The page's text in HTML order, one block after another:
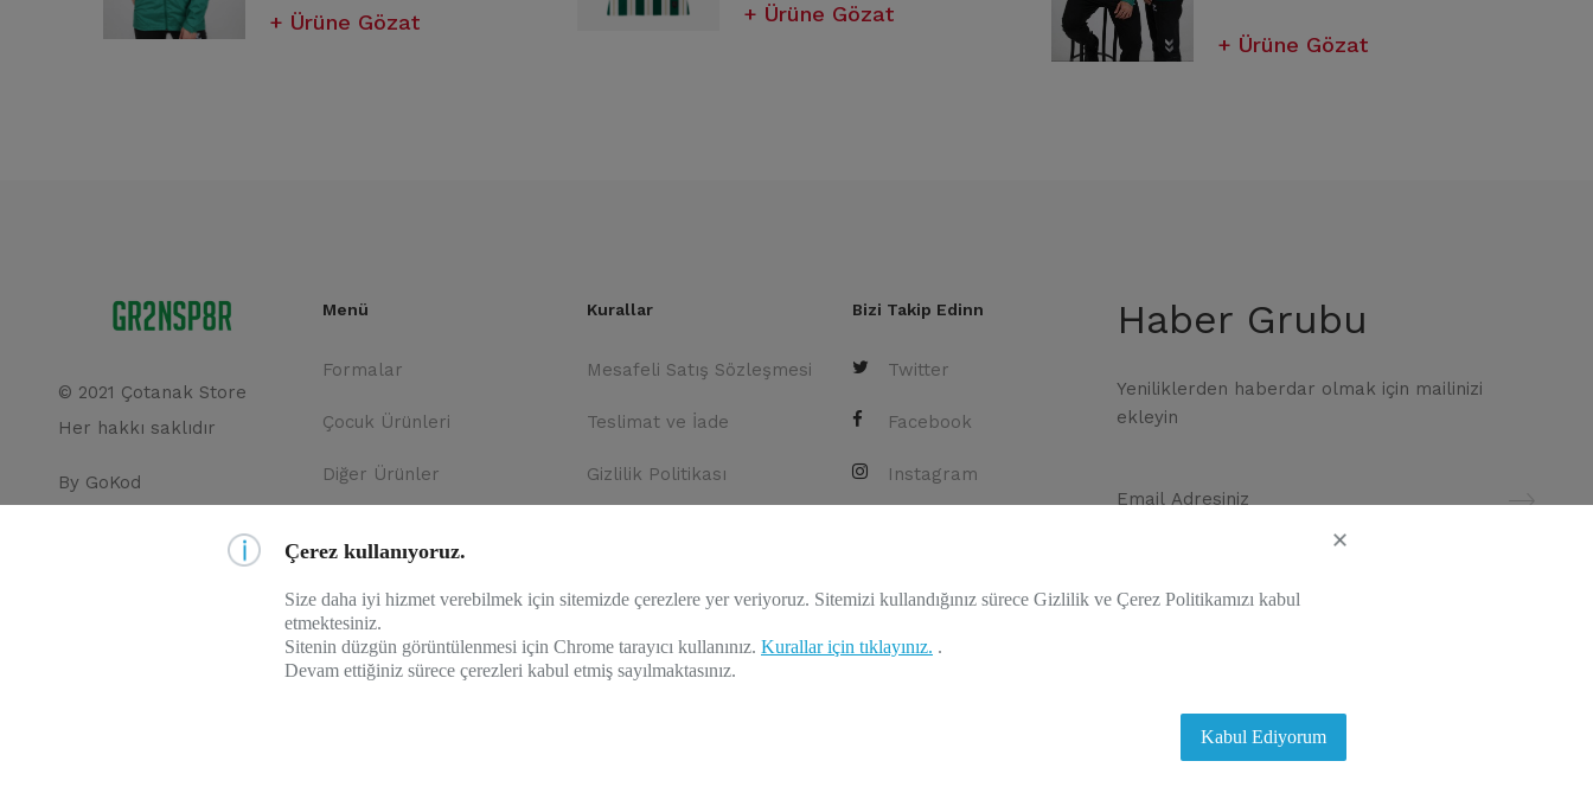
Ürüne Gözat Ürüne Gözat Ürüne Gözat
Ürüne Gözat Ürüne Gözat
Ürüne Gözat
Ürüne Gözat
© 2021 Çotanak Store
Her hakkı saklıdır
By GoKod
Menü
Formalar
Çocuk Ürünleri
Diğer Ürünler
İletişim
Kurallar
Mesafeli Satış Sözleşmesi
Teslimat ve İade
Gizlilik Politikası
Bizi Takip Edinn
Twitter
Facebook
Instagram
Haber Grubu
Yeniliklerden haberdar olmak için mailinizi
ekleyin
Çerez kullanıyoruz.
Size daha iyi hizmet verebilmek için sitemizde çerezlere yer veriyoruz. Sitemizi kullandığınız sürece Gizlilik ve Çerez Politikamızı kabul
etmektesiniz.
Sitenin düzgün görüntülenmesi için Chrome tarayıcı kullanınız. Kurallar için tıklayınız. .
Devam ettiğiniz sürece çerezleri kabul etmiş sayılmaktasınız.
Kabul Ediyorum